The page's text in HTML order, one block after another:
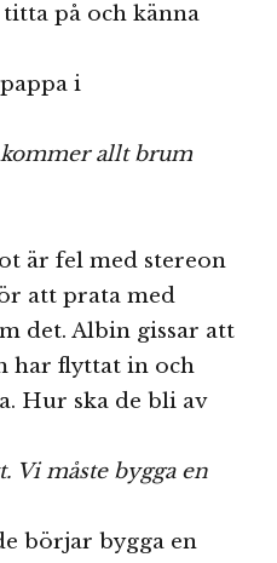
på och känna
i
kommer allt brum
är fel med stereon
att prata med
det. Albin gissar att
har flyttat in och
Hur ska de bli av
Vi måste bygga en
börjar bygga en